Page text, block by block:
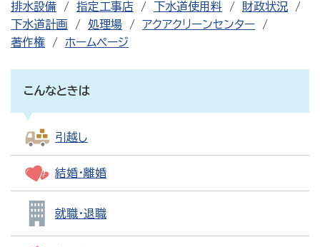
排水設備
指定工事店 下水道使用料
財政状況
下水道計画
処理場
アクアクリーンセンター
著作権
ホームページ
こんなときは
引越し
結婚・離婚
就職・退職